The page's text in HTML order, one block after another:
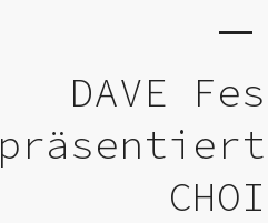
DAVE
präsentiert